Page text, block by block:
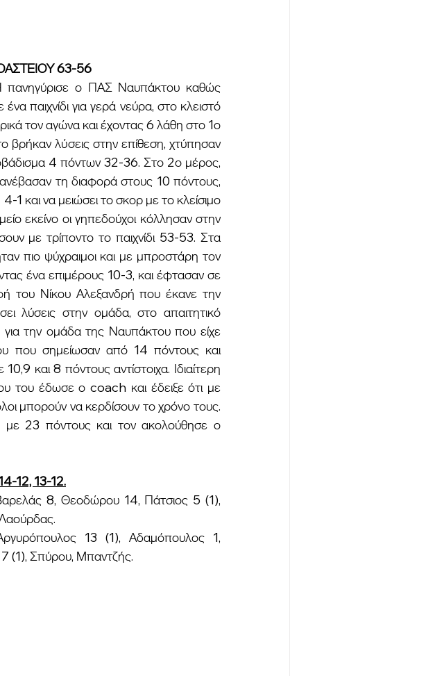
63-56
παιχνίδι για γερά νεύρα, στο κλειστό
τον αγώνα και έχοντας 6 λάθη στο 1ο
λύσεις στην επίθεση, χτύπησαν
4 πόντων 32-36. Στο 2ο μέρος,
τη διαφορά στους 10 πόντους,
1 και να μειώσει το σκορ με το κλείσιμο
εκείνο οι γηπεδούχοι κόλλησαν στην
με τρίποντο το παιχνίδι 53-53. Στα
πιο ψύχραιμοι και με μπροστάρη τον
ένα επιμέρους 10-3, και έφτασαν σε
του Νίκου Αλεξανδρή που έκανε την
λύσεις στην ομάδα, στο απαιτητικό
την ομάδα της Ναυπάκτου που είχε
που σημείωσαν από 14 πόντους και
και 8 πόντους αντίστοιχα. Ιδιαίτερη
του έδωσε ο coach και έδειξε ότι με
μπορούν να κερδίσουν το χρόνο τους.
23 πόντους και τον ακολούθησε ο
12, 13-12.
8, Θεοδώρου 14, Πάτσιος 5 (1),
13 (1), Αδαμόπουλος 1,
(1), Σπύρου, Μπαντζής.